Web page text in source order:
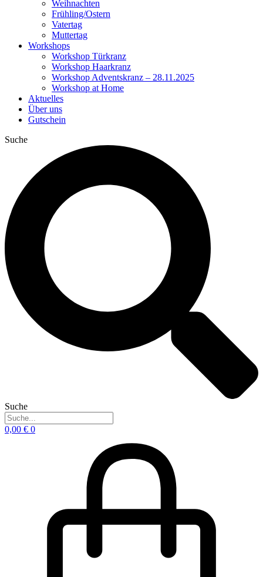
Weihnachten
Frühling/Ostern
Vatertag
Muttertag
Workshops
Workshop Türkranz
Workshop Haarkranz
Workshop Adventskranz – 28.11.2025
Workshop at Home
Aktuelles
Über uns
Gutschein
Suche
Suche
0,00 € 0